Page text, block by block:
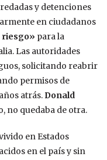
y detenciones
en ciudadanos
riesgo» para la
Las autoridades
solicitando reabrir
permisos de
atrás. Donald
no quedaba de otra.
en Estados
en el país y sin